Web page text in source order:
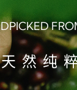
然纯